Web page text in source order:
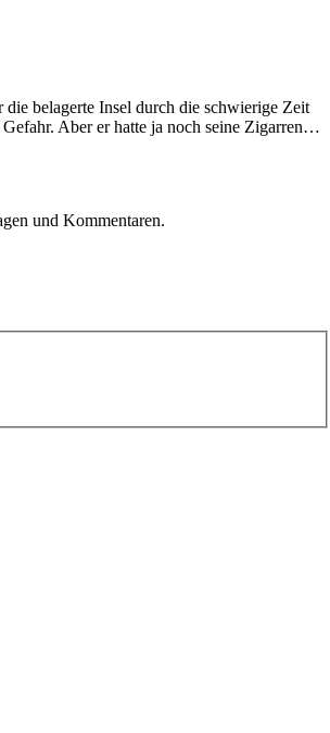
belagerte Insel durch die schwierige Zeit
Aber er hatte ja noch seine Zigarren…
und Kommentaren.